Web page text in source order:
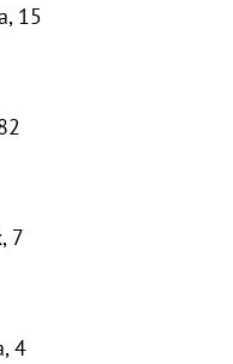
15
7
4